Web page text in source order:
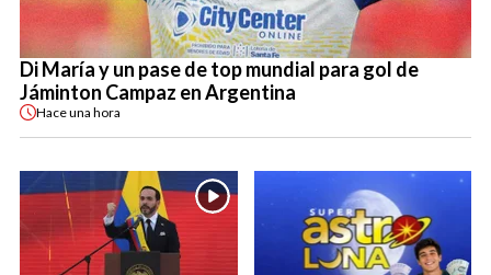
Di María y un pase de top mundial para gol de
Jáminton Campaz en Argentina
Haceuna hora